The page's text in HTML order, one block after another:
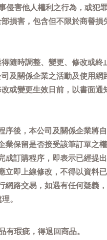
侵害他人權利之行為，或犯
損害，包含但不限於商譽損
隨時調整、變更、修改或
及關係企業之活動及使用
或變更生效日前，以書面
序後，本公司及關係企業將
業保留是否接受該筆訂單之
成訂購程序，即表示已經提
立即上線修改，不得以資料
網路交易，如遇有任何疑義
。
有瑕疵，得退回商品。